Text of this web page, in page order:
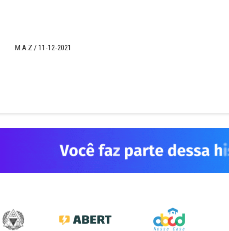
M.A.Z./ 11-12-2021